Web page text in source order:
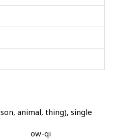
animal, thing), single
ow-qi